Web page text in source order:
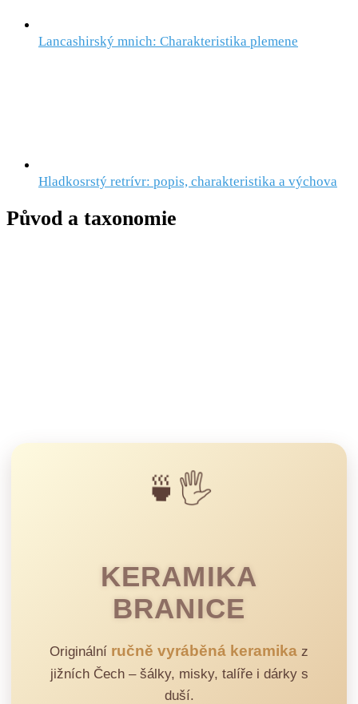
Lancashirský mnich: Charakteristika plemene
Hladkosrstý retrívr: popis, charakteristika a výchova
Původ a taxonomie
🍵🖐️
KERAMIKA
BRANICE
Originální ručně vyráběná keramika z
jižních Čech – šálky, misky, talíře i dárky s
duší.